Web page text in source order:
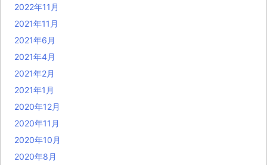
2022年11月
2021年11月
2021年6月
2021年4月
2021年2月
2021年1月
2020年12月
2020年11月
2020年10月
2020年8月